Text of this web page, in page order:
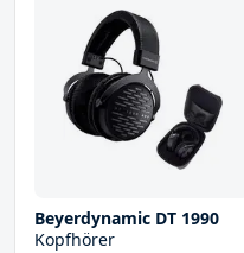
Beyerdynamic DT 1990
Kopfhörer